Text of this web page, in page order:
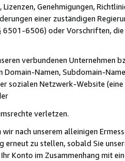
Genehmigungen,
einer zuständigen
6501-6506) oder Vorschriften,
verbundenen Unternehmen
Domain-Namen, Subdomain-
sozialen Netzwerk-Website
verletzen.
nach unserem alleinigen
zu stellen, sobald Sie
Konto im Zusammenhang mit